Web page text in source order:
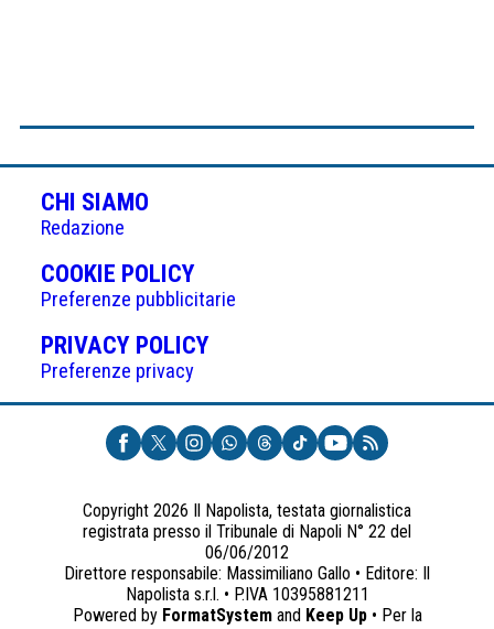
CHI SIAMO
Redazione
COOKIE POLICY(APRE
IN
UNA
NUOVA
Preferenze pubblicitarie
PRIVACY POLICY(APRE
UNA
NUOVA
SCHEDA)
Preferenze privacy
Copyright 2026 Il Napolista, testata giornalistica
registrata presso il Tribunale di Napoli N° 22 del
06/06/2012
Direttore responsabile: Massimiliano Gallo • Editore: Il
Napolista s.r.l. • P.IVA 10395881211
Powered by FormatSystemand Keep Up• Per la